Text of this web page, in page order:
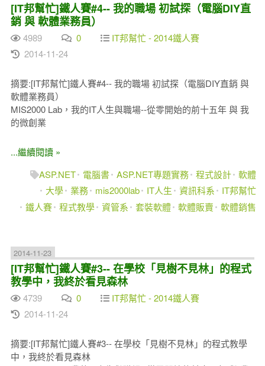
[IT邦幫忙]鐵人賽#4-- 我的職場 初試探（電腦DIY直
銷 與 軟體業務員）
4989 0
IT邦幫忙 - 2014鐵人賽
2014-11-24
摘要:[IT邦幫忙]鐵人賽#4-- 我的職場 初試探（電腦DIY直銷 與
軟體業務員）
MIS2000 Lab，我的IT人生與職場--從零開始的前十五年 與 我
的微創業
...繼續閱讀 »
ASP.NET
電腦書 ASP.NET專題實務 程式設計 軟體
大學
業務 mis2000lab IT人生 資訊科系
IT邦幫忙
鐵人賽 程式教學 資管系 套裝軟體 軟體販賣 軟體銷售
2014-11-23
[IT邦幫忙]鐵人賽#3-- 在學校「見樹不見林」的程式
教學中，我終於看見森林
4739 0
IT邦幫忙 - 2014鐵人賽
2014-11-24
摘要:[IT邦幫忙]鐵人賽#3-- 在學校「見樹不見林」的程式教學
中，我終於看見森林